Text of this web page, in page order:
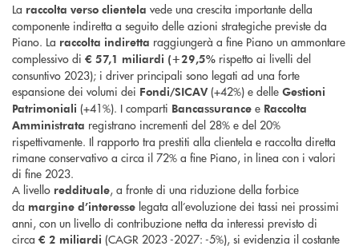
La raccolta verso clientela vede una crescita importante della
componente indiretta a seguito delle azioni strategiche previste da
Piano. La raccolta indiretta raggiungerà a fine Piano un ammontare
complessivo di € 57,1 miliardi (+29,5% rispetto ai livelli del
consuntivo 2023); i driver principali sono legati ad una forte
espansione dei volumi dei Fondi/SICAV(+42%) e delle Gestioni
Patrimoniali (+41%). I comparti Bancassurance e Raccolta
Amministrata registrano incrementi del 28% e del 20%
rispettivamente. Il rapporto tra prestiti alla clientela e raccolta diretta
rimane conservativo a circa il 72% a fine Piano, in linea con i valori
di fine 2023.
A livello reddituale, a fronte di una riduzione della forbice
da margine d’interesse legata all’evoluzione dei tassi nei prossimi
anni, con un livello di contribuzione netta da interessi previsto di
circa € 2 miliardi (CAGR 2023 -2027: -5%), si evidenzia il costante